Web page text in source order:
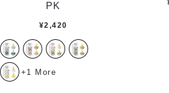
PK
¥2,420
+1 More